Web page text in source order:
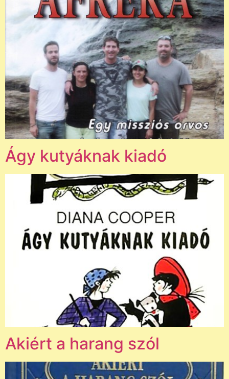
Ágy kutyáknak kiadó
Akiért a harang szól